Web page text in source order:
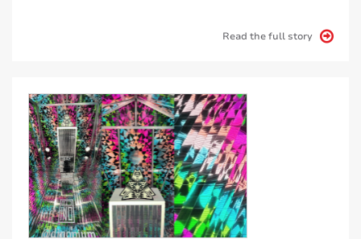
Read the full story